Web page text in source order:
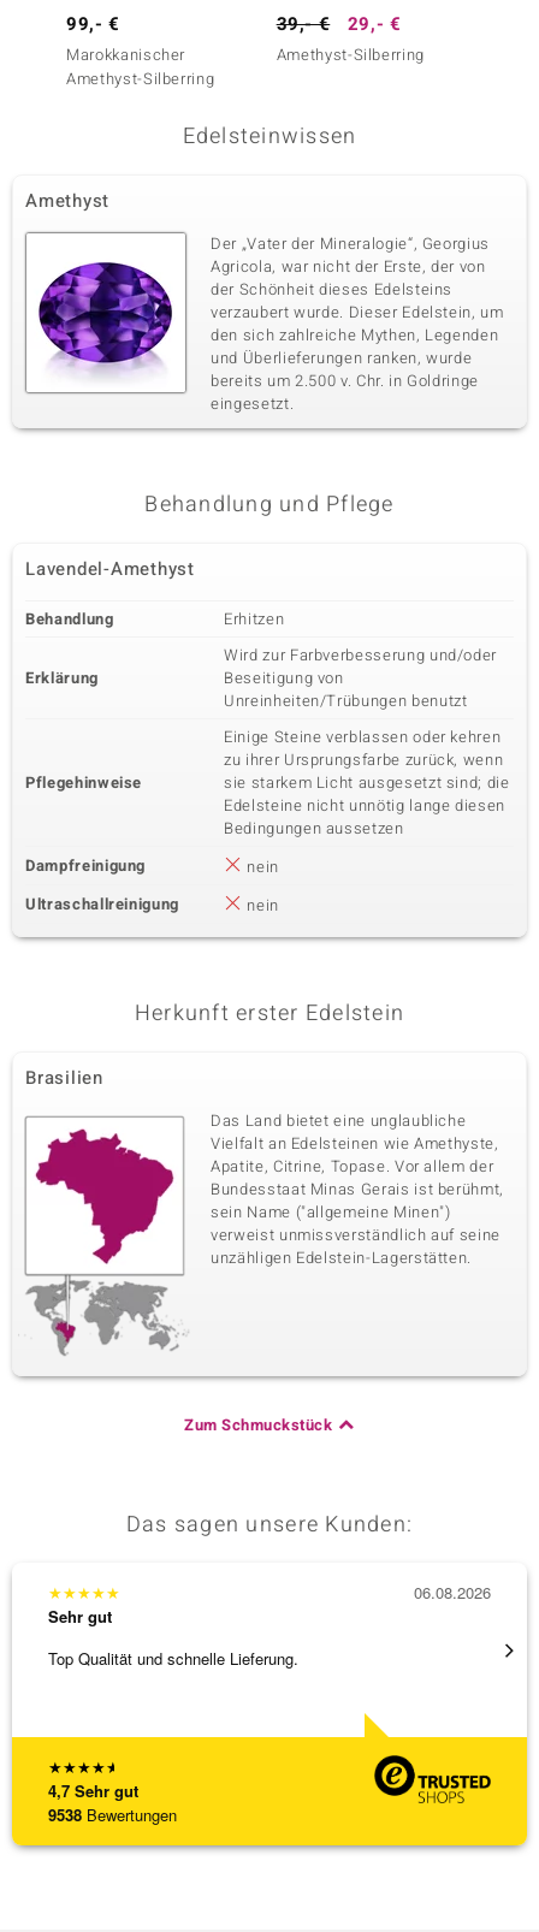
99,- €
Marokkanischer
Amethyst-Silberring
39,- € 29,- €
Amethyst-Silberring
Edelsteinwissen
Amethyst
Der „Vater der Mineralogie“, Georgius
Agricola, war nicht der Erste, der von
der Schönheit dieses Edelsteins
verzaubert wurde. Dieser Edelstein, um
den sich zahlreiche Mythen, Legenden
und Überlieferungen ranken, wurde
bereits um 2.500 v. Chr. in Goldringe
eingesetzt.
Behandlung und Pflege
Lavendel-Amethyst
Behandlung Erhitzen
Erklärung
Wird zur Farbverbesserung und/oder
Beseitigung von
Unreinheiten/Trübungen benutzt
Pflegehinweise
Einige Steine verblassen oder kehren
zu ihrer Ursprungsfarbe zurück, wenn
sie starkem Licht ausgesetzt sind; die
Edelsteine nicht unnötig lange diesen
Bedingungen aussetzen
Dampfreinigung
nein
Ultraschallreinigung
nein
Herkunft erster Edelstein
Brasilien
Das Land bietet eine unglaubliche
Vielfalt an Edelsteinen wie Amethyste,
Apatite, Citrine, Topase. Vor allem der
Bundesstaat Minas Gerais ist berühmt,
sein Name ("allgemeine Minen")
verweist unmissverständlich auf seine
unzähligen Edelstein-Lagerstätten.
Zum Schmuckstück
Das sagen unsere Kunden:
★★★★★
4,7 Sehr gut
9538 Bewertungen
★★★★★
Sehr gut
Top Qualität und schnelle Lieferung.
06.08.2026